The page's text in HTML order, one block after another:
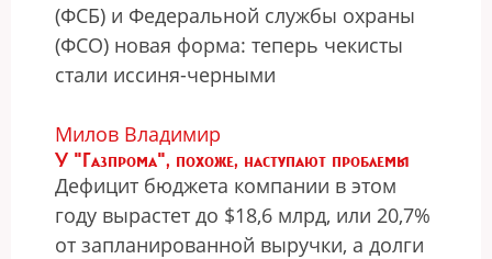
(ФСБ) и Федеральной службы охраны
(ФСО) новая форма: теперь чекисты
стали иссиня-черными
Милов Владимир
У "Газпрома", похоже, наступают проблемы
Дефицит бюджета компании в этом
году вырастет до $18,6 млрд, или 20,7%
от запланированной выручки, а долги